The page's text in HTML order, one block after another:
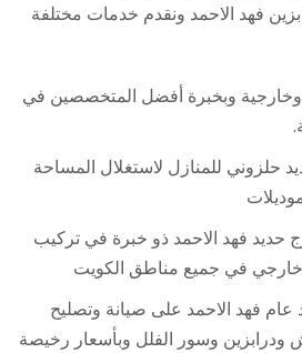
فهد الاحمد ونقدم خدمات مختلفة
وخارجية وبخبرة أفضل المتخصصين في
حلزوني للمنازل لاستغلال المساحة
حديد فهد الاحمد ذو خبرة في تركيب
خارجي في جميع مناطق الكويت
فهد الاحمد على صيانة وتصليح
ودرابزين وسور الفلل وبأسعار رخيصة